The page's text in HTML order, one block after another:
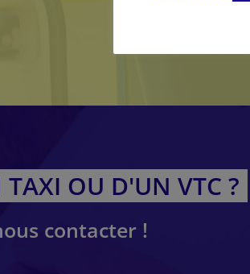
OU D'UN VTC ?
contacter !